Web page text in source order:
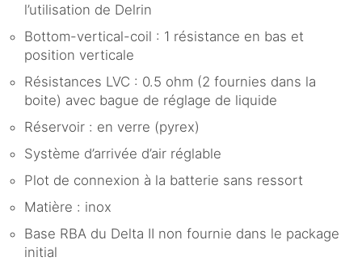
l’utilisation de Delrin
Bottom-vertical-coil : 1 résistance en bas et
position verticale
Résistances LVC : 0.5 ohm (2 fournies dans la
boite) avec bague de réglage de liquide
Réservoir : en verre (pyrex)
Système d’arrivée d’air réglable
Plot de connexion à la batterie sans ressort
Matière : inox
Base RBA du Delta II non fournie dans le package
initial